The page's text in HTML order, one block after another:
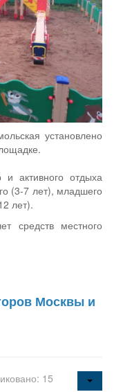
установлено
активного отдыха
(3-7 лет), младшего
лет).
средств местного
Москвы и
15